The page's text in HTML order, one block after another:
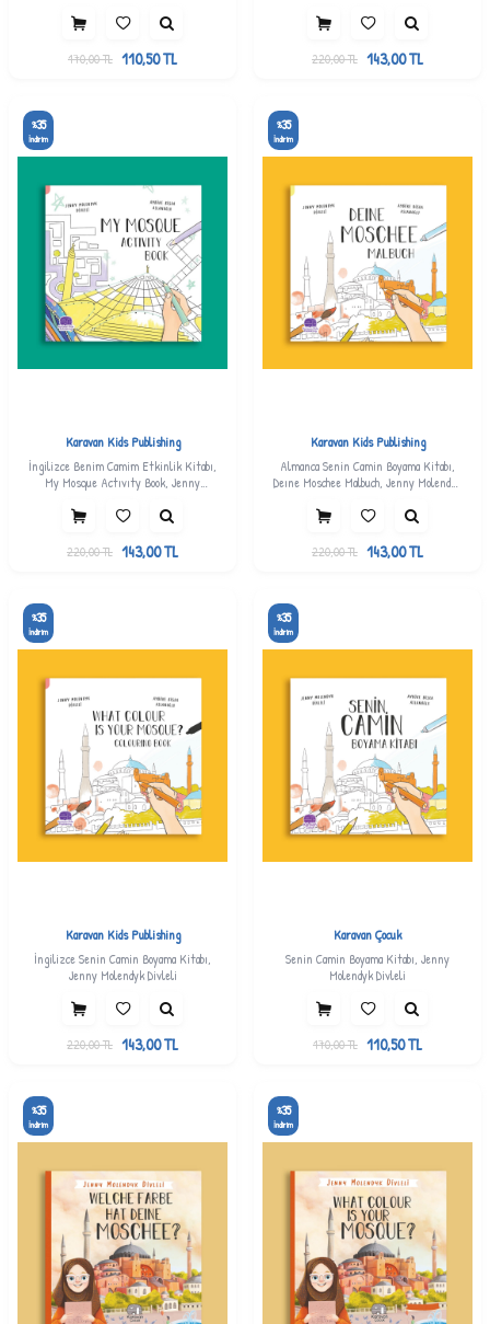
170,00TL 110,50TL 220,00TL 143,00TL
%35
İndirim
Karavan Kids Publishing
İngilizce Benim Camim Etkinlik Kitabı,
My Mosque Actıvıty Book, Jenny
220,00TL 143,00TL
%35
İndirim
Karavan Kids Publishing
Almanca Senin Camin Boyama Kitabı,
Deıne Moschee Malbuch, Jenny Molendyk
220,00TL 143,00TL
%35
İndirim
Karavan Kids Publishing
İngilizce Senin Camin Boyama Kitabı,
Jenny Molendyk Divleli
220,00TL 143,00TL
%35
İndirim
Karavan Çocuk
Senin Camin Boyama Kitabı, Jenny
Molendyk Divleli
170,00TL 110,50TL
%35
İndirim
%35
İndirim